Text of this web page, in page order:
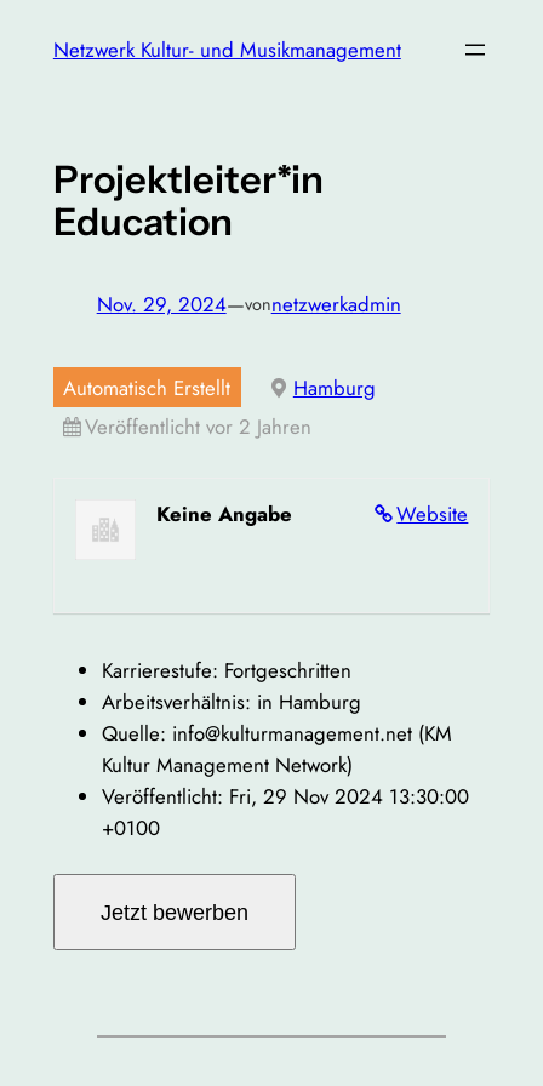
InhaltNetzwerk Kultur- und Musikmanagement
Projektleiter*in
Education
Nov. 29, 2024—vonnetzwerkadmin
Automatisch Erstellt
Hamburg
Veröffentlicht vor 2 Jahren
Website
Keine Angabe
Karrierestufe: Fortgeschritten
Arbeitsverhältnis: in Hamburg
Quelle: info@kulturmanagement.net (KM
Kultur Management Network)
Veröffentlicht: Fri, 29 Nov 2024 13:30:00
+0100